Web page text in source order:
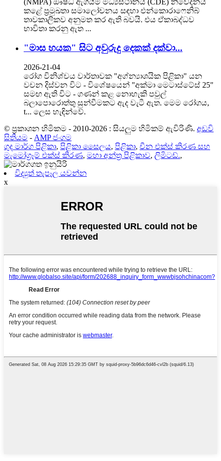
(NMPA) ඖෂධ ඇගයීම් මධ්‍යස්ථානය (CDE) නිවේදනය
කළේ ප්‍රමුඛතා සමාලෝචනය සඳහා එන්කොරාෆෙනිබ්
තාවකාලිකව අනුමත කර ඇති බවයි. එය ඒකාබද්ධව
භාවිතා කරනු ඇත ...
"මාස හයක" සිට අවුරුදු දෙකක් දක්වා...
2026-21-04
රෝග විනිශ්චය වාර්තාවක "අග්න්‍යාශයික පිළිකා" යන
වචන දිස්වන විට - විශේෂයෙන් "අක්මා මෙටාස්ටේස් 25"
සමඟ ඇති විට - ගණන් කළ නොහැකි පවුල්
බලාපොරොත්තු සුන්වීමකට ඇද වැටී ඇත. මෙම රෝගය,
t... ලෙස හැඳින්වේ.
© ප්‍රකාශන හිමිකම - 2010-2026 : සියලුම හිමිකම් ඇවිරිණි. අඩවි
සිතියම - AMP ජංගම
ගුද මාර්ග පිළිකා, පිළිකා සෛලය, පිළිකා, චීන එක්ස් කිරණ සහ
මැමෝග්‍රෑම් එක්ස් කිරණ, මහා අන්ත්‍ර පිළිකාව, ලිමිටඩ්.,
විද්‍යුත් තැපෑල යවන්න
x